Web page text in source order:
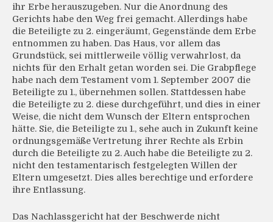
ihr Erbe herauszugeben. Nur die Anordnung des
Gerichts habe den Weg frei gemacht. Allerdings habe
die Beteiligte zu 2. eingeräumt, Gegenstände dem Erbe
entnommen zu haben. Das Haus, vor allem das
Grundstück, sei mittlerweile völlig verwahrlost, da
nichts für den Erhalt getan worden sei. Die Grabpflege
habe nach dem Testament vom 1. September 2007 die
Beteiligte zu 1., übernehmen sollen. Stattdessen habe
die Beteiligte zu 2. diese durchgeführt, und dies in einer
Weise, die nicht dem Wunsch der Eltern entsprochen
hätte. Sie, die Beteiligte zu 1., sehe auch in Zukunft keine
ordnungsgemäße Vertretung ihrer Rechte als Erbin
durch die Beteiligte zu 2. Auch habe die Beteiligte zu 2.
nicht den testamentarisch festgelegten Willen der
Eltern umgesetzt. Dies alles berechtige und erfordere
ihre Entlassung.
Das Nachlassgericht hat der Beschwerde nicht